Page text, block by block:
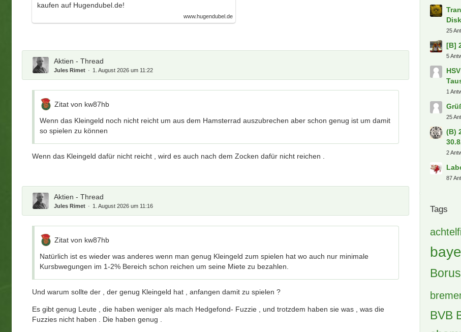
kaufen auf Hugendubel.de!
www.hugendubel.de
Aktien - Thread
Jules Rimet 1. August 2026 um 11:22
Zitat von kw87hb
Wenn das Kleingeld noch nicht reicht um aus dem Hamsterrad auszubrechen aber schon genug ist um damit
so spielen zu können
Wenn das Kleingeld dafür nicht reicht , wird es auch nach dem Zocken dafür nicht reichen .
Aktien - Thread
Jules Rimet 1. August 2026 um 11:16
Zitat von kw87hb
Natürlich ist es wieder was anderes wenn man genug Kleingeld zum spielen hat wo auch nur minimale
Kursbwegungen im 1-2% Bereich schon reichen um seine Miete zu bezahlen.
Und warum sollte der , der genug Kleingeld hat , anfangen damit zu spielen ?
Es gibt genug Leute , die haben weniger als mach Hedgefond- Fuzzie , und trotzdem haben sie was , was die
Fuzzies nicht haben . Die haben genug .
Heiße
B
0
9
(B)
1
25
[B]
5
1